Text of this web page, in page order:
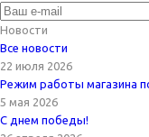
Новости
Все новости
22 июля 2026
Режим работы магазина
5 мая 2026
С днем победы!